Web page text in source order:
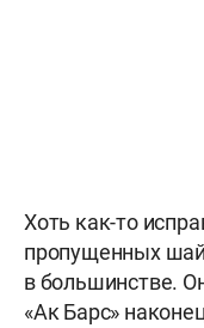
Хоть как-то
пропущенных
в большинстве.
«Ак Барс»